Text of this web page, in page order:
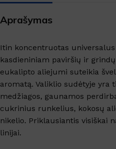
Aprašymas
Itin koncentruotas
kasdieniniam paviršių ir
eukalipto aliejumi suteikia
aromatą. Valiklio sudėtyje yra
medžiagos, gaunamos
cukrinius runkelius, kokosų
nikelio. Priklausiantis visiškai
linijai.